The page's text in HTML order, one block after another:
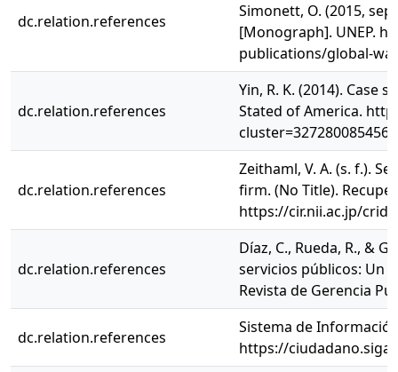
dc.relation.references
Simonett, O. (2015,
[Monograph]. UNEP.
publications/global-
dc.relation.references
Yin, R. K. (2014). Case
Stated of America.
dc.relation.references
Zeithaml, V. A. (s. f.).
firm. (No Title).
https://cir.nii.ac.jp/crid/
dc.relation.references
Díaz, C., Rueda, R., &
servicios públicos: Un
Revista de Gerencia
dc.relation.references
Sistema de
https://